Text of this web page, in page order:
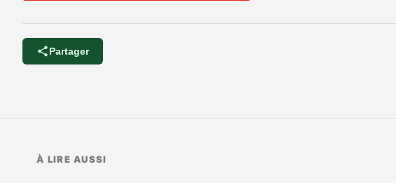
Partager
À LIRE AUSSI